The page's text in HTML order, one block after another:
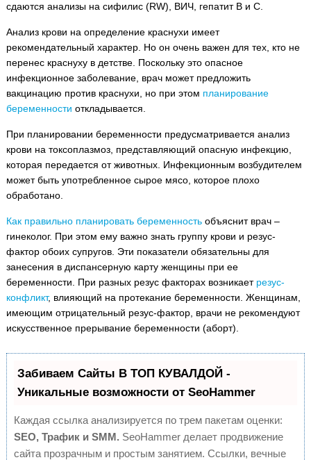
сдаются анализы на сифилис (RW), ВИЧ, гепатит В и С.
Анализ крови на определение краснухи имеет
рекомендательный характер. Но он очень важен для тех, кто не
перенес краснуху в детстве. Поскольку это опасное
инфекционное заболевание, врач может предложить
вакцинацию против краснухи, но при этом планирование
беременности откладывается.
При планировании беременности предусматривается анализ
крови на токсоплазмоз, представляющий опасную инфекцию,
которая передается от животных. Инфекционным возбудителем
может быть употребленное сырое мясо, которое плохо
обработано.
Как правильно планировать беременностьобъяснит врач –
гинеколог. При этом ему важно знать группу крови и резус-
фактор обоих супругов. Эти показатели обязательны для
занесения в диспансерную карту женщины при ее
беременности. При разных резус факторах возникает резус-
конфликт, влияющий на протекание беременности. Женщинам,
имеющим отрицательный резус-фактор, врачи не рекомендуют
искусственное прерывание беременности (аборт).
Забиваем Сайты В ТОП КУВАЛДОЙ -
Уникальные возможности от SeoHammer
Каждая ссылка анализируется по трем пакетам оценки:
SEO, Трафик и SMM. SeoHammer делает продвижение
сайта прозрачным и простым занятием. Ссылки, вечные